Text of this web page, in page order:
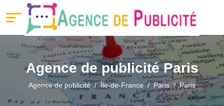
Agence de publicité Paris
Agence de publicité Île-de-France Paris Paris